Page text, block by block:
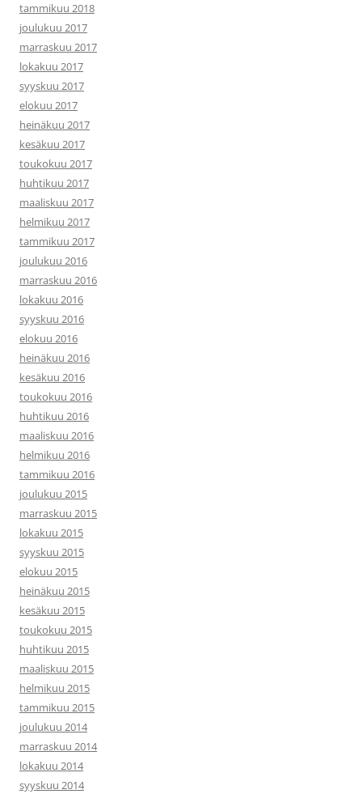
tammikuu 2018
joulukuu 2017
marraskuu 2017
lokakuu 2017
syyskuu 2017
elokuu 2017
heinäkuu 2017
kesäkuu 2017
toukokuu 2017
huhtikuu 2017
maaliskuu 2017
helmikuu 2017
tammikuu 2017
joulukuu 2016
marraskuu 2016
lokakuu 2016
syyskuu 2016
elokuu 2016
heinäkuu 2016
kesäkuu 2016
toukokuu 2016
huhtikuu 2016
maaliskuu 2016
helmikuu 2016
tammikuu 2016
joulukuu 2015
marraskuu 2015
lokakuu 2015
syyskuu 2015
elokuu 2015
heinäkuu 2015
kesäkuu 2015
toukokuu 2015
huhtikuu 2015
maaliskuu 2015
helmikuu 2015
tammikuu 2015
joulukuu 2014
marraskuu 2014
lokakuu 2014
syyskuu 2014